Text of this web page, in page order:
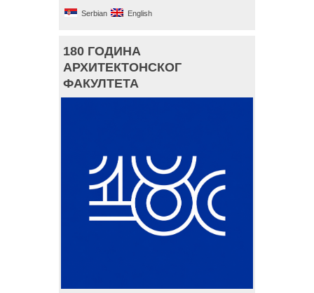
Serbian English
180 ГОДИНА
АРХИТЕКТОНСКОГ
ФАКУЛТЕТА